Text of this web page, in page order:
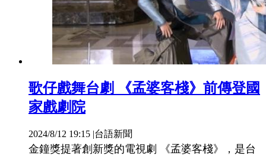
歌仔戲舞台劇 《孟婆客棧》前傳登國
家戲劇院
2024/8/12 19:15 |台語新聞
金鐘獎提著創新獎的電視劇 《孟婆客棧》，是台